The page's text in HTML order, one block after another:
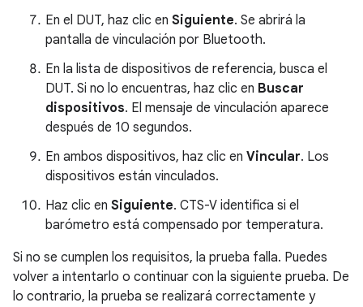
En el DUT, haz clic en Siguiente. Se abrirá la
pantalla de vinculación por Bluetooth.
En la lista de dispositivos de referencia, busca el
DUT. Si no lo encuentras, haz clic en Buscar
dispositivos. El mensaje de vinculación aparece
después de 10 segundos.
En ambos dispositivos, haz clic en Vincular. Los
dispositivos están vinculados.
Haz clic en Siguiente. CTS-V identifica si el
barómetro está compensado por temperatura.
Si no se cumplen los requisitos, la prueba falla. Puedes
volver a intentarlo o continuar con la siguiente prueba. De
lo contrario, la prueba se realizará correctamente y